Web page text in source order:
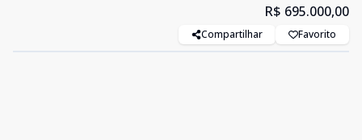
R$ 695.000,00
Compartilhar Favorito